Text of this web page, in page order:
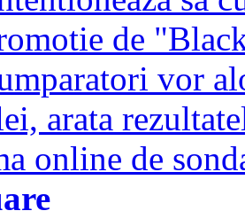
de
vor
arata
online de